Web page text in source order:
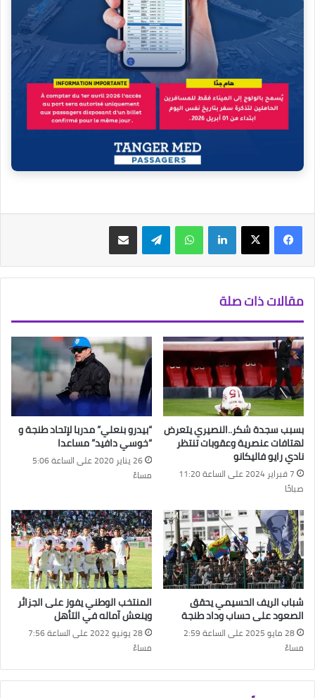
فيسبوك‫X لينكدإن واتساب تيلقرام مشاركة عبر البريد
مقالات ذات صلة
بسبب سجدة شكر..النصيري يتعرض
لهتافات عنصرية وعقوبات تنتظر
نادي رايو فاليكانو
7 فبراير 2024 على الساعة 11:20
صباحًا
“بيدرو بنعلي” مدربا لإتحاد طنجة و
“خوسي دافيد” مساعدا
26 يناير 2020 على الساعة 5:06
مساءً
شباب الريف الحسيمي يحقق
الصعود على حساب وداد طنجة
28 مايو 2025 على الساعة 2:59
مساءً
المنتخب الوطني يفوز على الجزائر
وينعش آماله في التأهل
28 يونيو 2022 على الساعة 7:56
مساءً